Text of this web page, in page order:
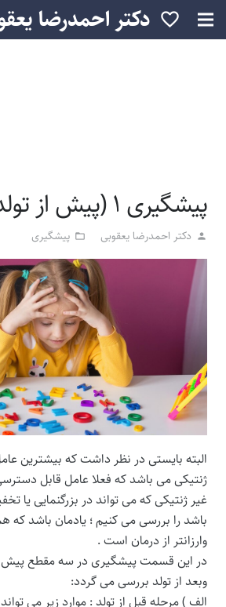
favorite_border دکتر احمدرضا
پیشگیری ۱ (پیش از تولد)
person دکتر احمدرضا یعقوبی folder_open پیشگیری
البته بایستی در نظر داشت که بیشترین
ژنتیکی می باشد که فعلا عامل قابل
غیر ژنتیکی که می تواند در بزرگنمایی یا
باشد را بررسی می کنیم ؛ یادمان باشد که
وارزانتر از درمان است .
در این قسمت پیشگیری در سه مقطع پیش از
وبعد از تولد بررسی می گردد:
الف ) مرحله قبل از تولد : موارد زیر می